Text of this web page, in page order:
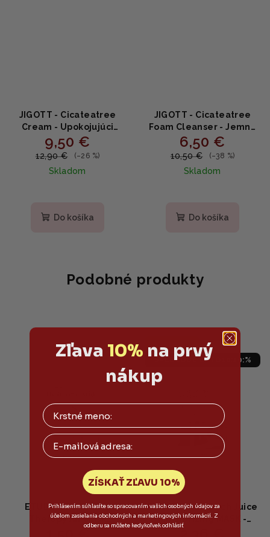
JIGOTT - Cicateatree
Cream - Upokojujúci
krém s centellou a tea
tree 50ml
9,50 €
12,90 € (–26 %)
Skladom
Do košíka
JIGOTT - Cicateatree
Foam Cleanser - Jemná
pena na čistenie s
Centella asiatica a tea
tree 180ml
6,50 €
10,50 € (–38 %)
Skladom
Do košíka
Podobné produkty
ETUDE HOUSE - 0.2
Therapy Air Mask
SALECODE:LETO10:10:%
ROUND LAB - Birch Juice
Moisturizing MASK -
Zľava 10% na prvý
nákup
Email
ZÍSKAŤ ZĽAVU 10%
Prihlásením súhlasíte so spracovaním vašich osobných údajov za
účelom zasielania obchodných a marketingových informácií. Z
odberu sa môžete kedykoľvek odhlásiť